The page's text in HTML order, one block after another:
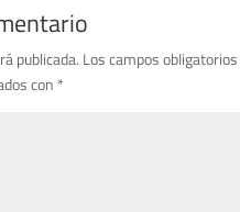
publicada. Los campos obligatorios
con *